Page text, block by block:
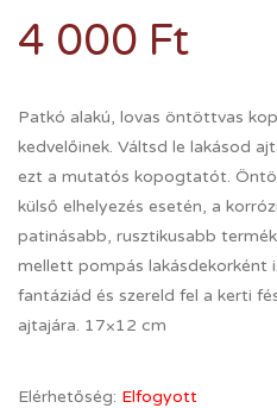
4 000 Ft
Patkó alakú, lovas öntöttvas
kedvelőinek. Váltsd le lakásod
ezt a mutatós kopogtatót.
külső elhelyezés esetén, a
patinásabb, rusztikusabb
mellett pompás lakásdekorként
fantáziád és szereld fel a kerti
ajtajára. 17×12 cm
Elérhetőség: Elfogyott